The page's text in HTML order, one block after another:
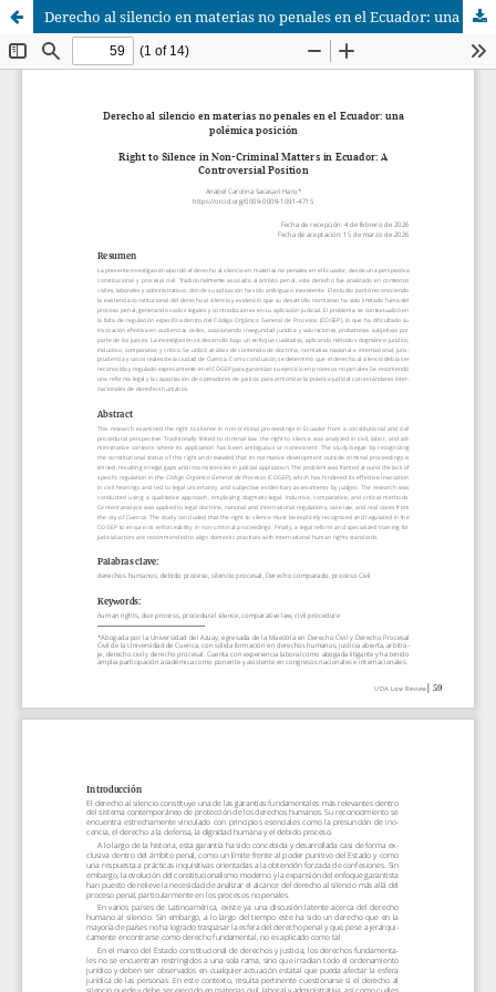
Derecho al silencio en materias no penales en el Ecuador: una polémica posición